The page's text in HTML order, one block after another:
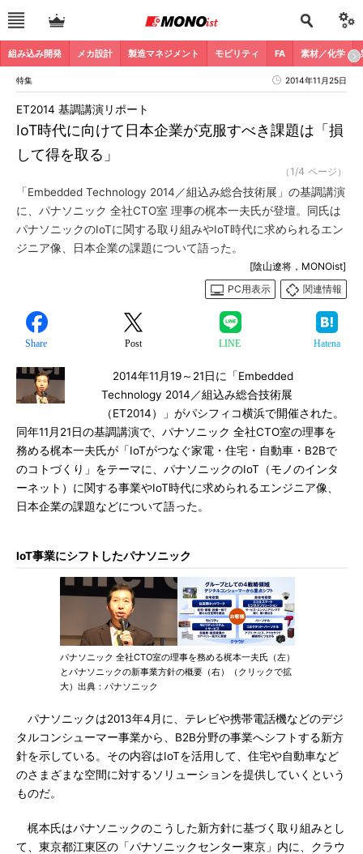
組み込み開発 メカ設計 製造マネジメント モビリティ FA 素材／化学
特集 2014年11月25日
IoT時代に向けて日本企業が克服すべき課題は「損
して得を取る」
ET2014 基調講演リポート
（1/4 ページ）
「Embedded Technology 2014／組込み総合技術展」の基調講演
に、パナソニック 全社CTO室 理事の梶本一夫氏が登壇。同氏は
パナソニックのIoTに関する取り組みやIoT時代に求められるエン
ジニア像、日本企業の課題について語った。
[陰山遼将，MONOist]
PC用表示
関連情報
Share Post LINE Hatena
2014年11月19～21日に「Embedded
Technology 2014／組込み総合技術展
（ET2014）」がパシフィコ横浜で開催された。
同年11月21日の基調講演で、パナソニック 全社CTO室の理事を
務める梶本一夫氏が「IoTがつなぐ家電・住宅・自動車・B2Bで
のコトづくり」をテーマに、パナソニックのIoT（モノのインタ
ーネット）に関する事業やIoT時代に求められるエンジニア像、
日本企業の課題などについて語った。
IoT事業にシフトしたパナソニック
パナソニック 全社CTO室の理事を務める梶本一夫氏（左）
とパナソニックの新事業方針の概要（右）（クリックで拡
大）出典：パナソニック
パナソニックは2013年4月に、テレビや携帯電話機などのデジ
タルコンシューマー事業から、B2B分野の事業へシフトする新方
針を示している。その内容はIoTを活用して、住宅や自動車など
のさまざまな空間に対するソリューションを提供していくという
ものだ。
梶本氏はパナソニックのこうした新方針に基づく取り組みとし
て、東京都江東区の「パナソニックセンター東京」内に、クラウ